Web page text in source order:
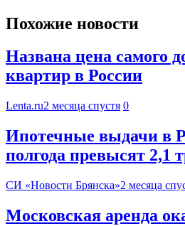
Похожие новости
Названа цена самого
квартир в России
Lenta.ru2 месяца спустя 0
Ипотечные выдачи в
полгода превысят 2,1
СИ «Новости Брянска»2 месяца
Московская аренда